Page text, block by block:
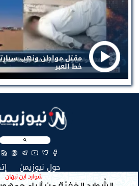
مقتل مواطن ونهب
خط العبر
حول نيوزيمن
جميع الحقوق محفوظة لنيوزيمن ©